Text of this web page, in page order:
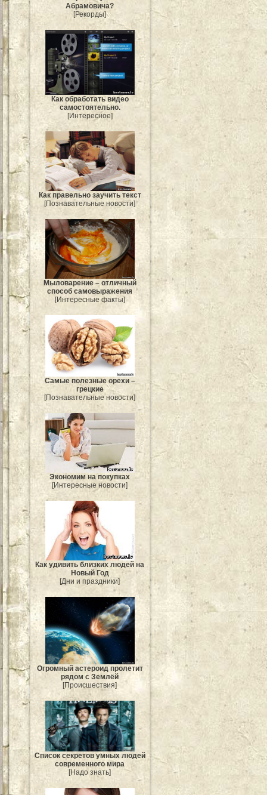
Абрамовича?
[Рекорды]
Как обработать видео
самостоятельно.
[Интересное]
Как правельно заучить текст
[Познавательные новости]
Мыловарение – отличный
способ самовыражения
[Интересные факты]
Самые полезные орехи –
грецкие
[Познавательные новости]
Экономим на покупках
[Интересные новости]
Как удивить близких людей на
Новый Год
[Дни и праздники]
Огромный астероид пролетит
рядом с Землёй
[Происшествия]
Список секретов умных людей
современного мира
[Надо знать]